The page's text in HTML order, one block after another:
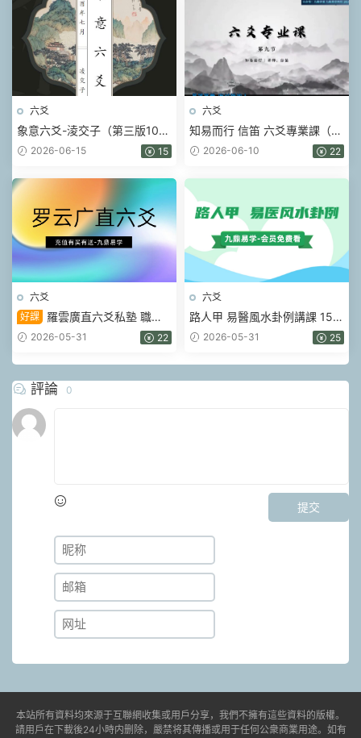
六爻
象意六爻-淩交子（第三版108
頁）.pdf
2026-06-15 15
六爻
知易而行 信笛 六爻專業課（完
整版）40集視頻
2026-06-10 22
六爻
好課
羅雲廣直六爻私塾 職業
課視頻27集
2026-05-31 22
六爻
路人甲 易醫風水卦例講課 15集
視頻2026-05-31 25
評論 0
提交
本站所有資料均來源于互聯網收集或用戶分享，我們不擁有這些資料的版權。
請用戶在下載後24小時内删除，嚴禁将其傳播或用于任何公衆商業用途。如有